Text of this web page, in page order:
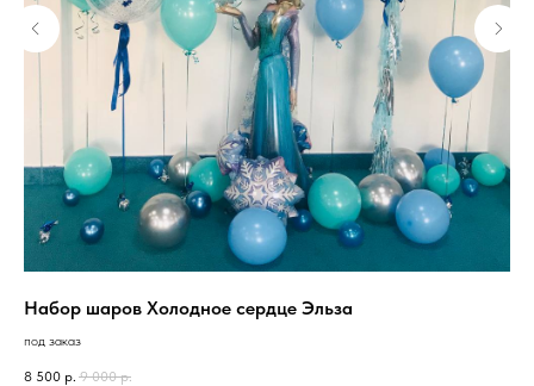
Набор шаров Холодное сердце Эльза
под заказ
8 500 р. 9 000 р.